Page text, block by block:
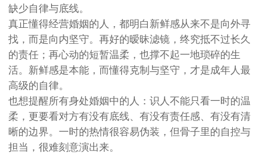
缺少自律与底线。
真正懂得经营婚姻的人，都明白新鲜感从来不是向外寻
找，而是向内坚守。再好的暧昧滤镜，终究抵不过长久
的责任；再心动的短暂温柔，也撑不起一地琐碎的生
活。新鲜感是本能，而懂得克制与坚守，才是成年人最
高级的自律。
也想提醒所有身处婚姻中的人：识人不能只看一时的温
柔，更要看对方有没有底线、有没有责任感、有没有清
晰的边界。一时的热情很容易伪装，但骨子里的自控与
担当，很难刻意演出来。